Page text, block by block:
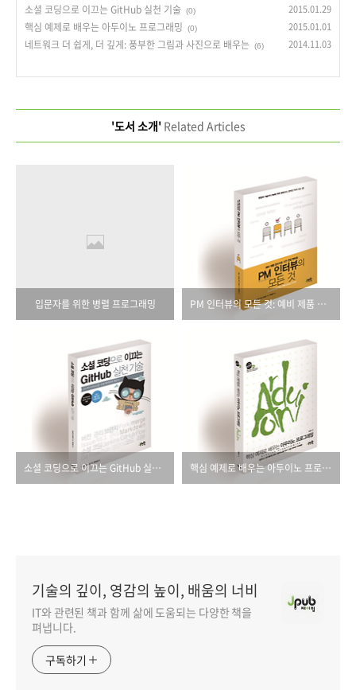
소셜 코딩으로 이끄는 GitHub 실천 기술 (0) 2015.01.29
핵심 예제로 배우는 아두이노 프로그래밍 (0) 2015.01.01
네트워크 더 쉽게, 더 깊게: 풍부한 그림과 사진으로 배우는 (6) 2014.11.03
'도서 소개'Related Articles
입문자를 위한 병렬 프로그래밍 PM 인터뷰의 모든 것: 예비 제품 관리자를 위한 면접 멘토링
소셜 코딩으로 이끄는 GitHub 실천 기술 핵심 예제로 배우는 아두이노 프로그래밍
기술의 깊이, 영감의 높이, 배움의 너비
IT와 관련된 책과 함께 삶에 도움되는 다양한 책을
펴냅니다.
구독하기